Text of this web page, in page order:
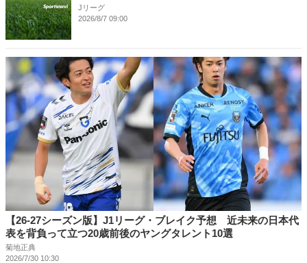
Jリーグ
2026/8/7 09:00
【26-27シーズン版】J1リーグ・ブレイク予想 近未来の日本代
表を背負って立つ20歳前後のヤングタレント10選
菊地正典
2026/7/30 10:30